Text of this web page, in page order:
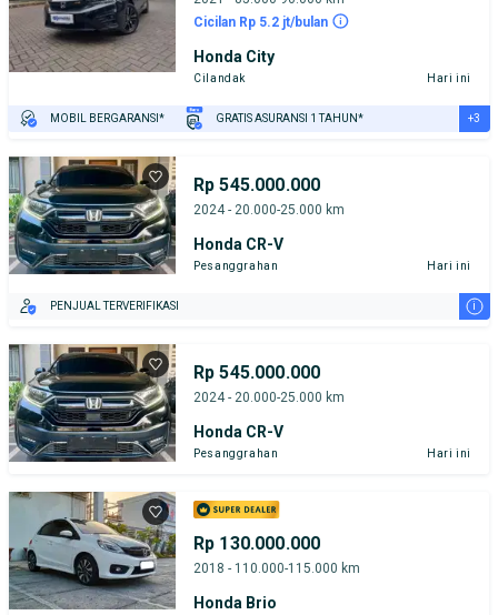
Cicilan Rp 5.2 jt/bulan
Honda City
Cilandak Hari ini
MOBIL BERGARANSI* GRATIS ASURANSI 1 TAHUN*
PENJUAL TERVERIFIKASI
+3
Rp 545.000.000
2024 - 20.000-25.000 km
Honda CR-V
Pesanggrahan Hari ini
PENJUAL TERVERIFIKASI i
Rp 545.000.000
2024 - 20.000-25.000 km
Honda CR-V
Pesanggrahan Hari ini
Rp 130.000.000
2018 - 110.000-115.000 km
Honda Brio